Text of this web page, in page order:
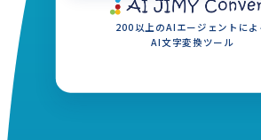
200以上のAIエージェントによ
AI文字変換ツール